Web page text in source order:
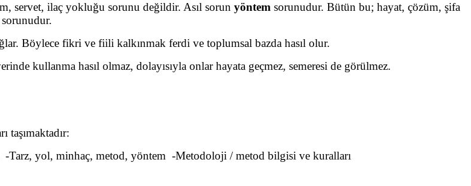
servet, ilaç yokluğu sorunu değildir. Asıl sorun yöntemsorunudur. Bütün bu; hayat, çözüm, şifa
Böylece fikri ve fiili kalkınmak ferdi ve toplumsal bazda hasıl olur.
kullanma hasıl olmaz, dolayısıyla onlar hayata geçmez, semeresi de görülmez.
taşımaktadır:
Tarz, yol, minhaç, metod, yöntem -Metodoloji / metod bilgisi ve kuralları